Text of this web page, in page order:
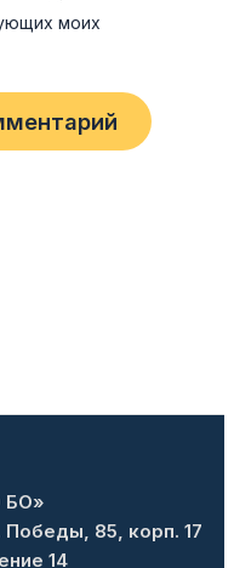
моих
БО»
85, корп. 17
14